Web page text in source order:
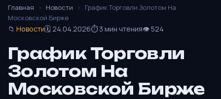
Главная › Новости ›
График Торговли Золотом На
Московской Бирже
📁 Новости🗓 24.04.2026⏱ 3 мин чтения👁 524
График Торговли
Золотом На
Московской Бирже